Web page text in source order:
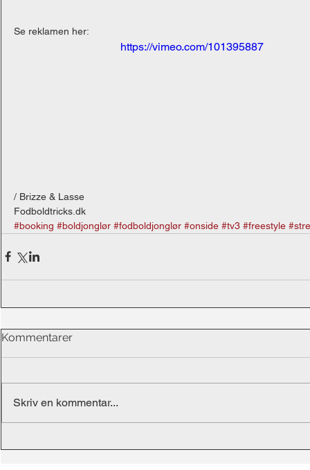
Se reklamen her:
https://vimeo.com/101395887
/ Brizze & Lasse
Fodboldtricks.dk
#booking #boldjonglør #fodboldjonglør #onside #tv3 #freestyle
Kommentarer
Skriv en kommentar...